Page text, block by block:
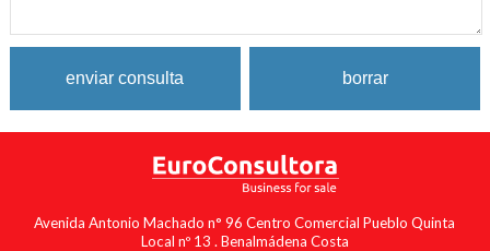
Avenida Antonio Machado n° 96 Centro Comercial Pueblo Quinta
Local nº 13 . Benalmádena Costa